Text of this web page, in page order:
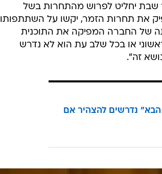
שבת יחליט לפרוש מהתחרות בשל
את תחרות הזמר, יקשו על השתתפותו
של החברה המפיקה את התוכנית
או בכל שלב עת הוא לא נדרש
זה".
נדרשים להצהיר אם